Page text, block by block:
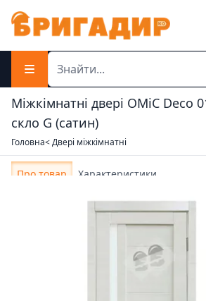
Міжкімнатні двері OMiC Deco
скло G (сатин)
Головна< Двері міжкімнатні
Про товар Характеристики